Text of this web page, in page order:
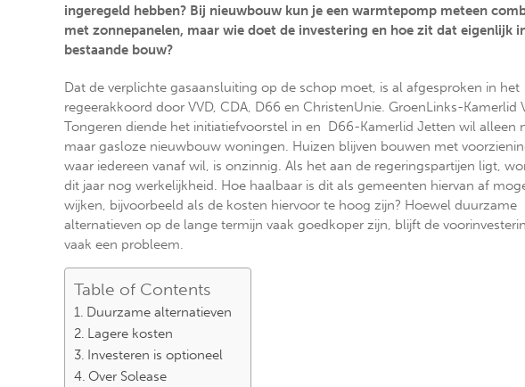
ingeregeld hebben? Bij nieuwbouw kun je een warmtepomp meteen
met zonnepanelen, maar wie doet de investering en hoe zit dat eigenlijk
bestaande bouw?
Dat de verplichte gasaansluiting op de schop moet, is al afgesproken in het
regeerakkoord door VVD, CDA, D66 en ChristenUnie. GroenLinks-Kamerlid
Tongeren diende het initiatiefvoorstel in en D66-Kamerlid Jetten wil alleen
maar gasloze nieuwbouw woningen. Huizen blijven bouwen met
waar iedereen vanaf wil, is onzinnig. Als het aan de regeringspartijen ligt,
dit jaar nog werkelijkheid. Hoe haalbaar is dit als gemeenten hiervan af
wijken, bijvoorbeeld als de kosten hiervoor te hoog zijn? Hoewel duurzame
alternatieven op de lange termijn vaak goedkoper zijn, blijft de
vaak een probleem.
Table of Contents
Duurzame alternatieven
Lagere kosten
Investeren is optioneel
Over Solease